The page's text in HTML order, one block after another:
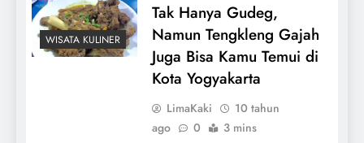
WISATA KULINER
Tak Hanya Gudeg,
Namun Tengkleng Gajah
Juga Bisa Kamu Temui di
Kota Yogyakarta
LimaKaki
10 tahun
ago
0 3 mins